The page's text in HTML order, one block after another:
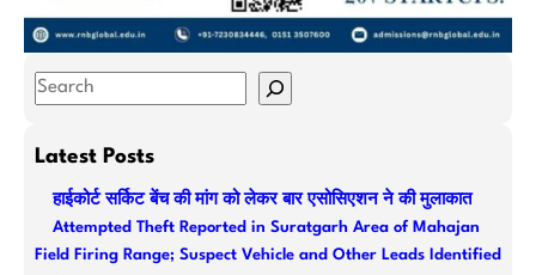
S
aLatest Posts
हाईकोर्ट सर्किट बेंच की मांग को लेकर बार एसोसिएशन ने की मुलाकात
Attempted Theft Reported in Suratgarh Area of Mahajan
Field Firing Range; Suspect Vehicle and Other Leads Identified